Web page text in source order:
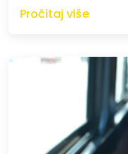
Pročitaj više